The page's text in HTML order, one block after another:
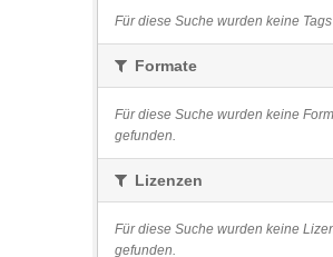
Für diese Suche wurden keine
Formate
Für diese Suche wurden keine
gefunden.
Lizenzen
Für diese Suche wurden keine
gefunden.